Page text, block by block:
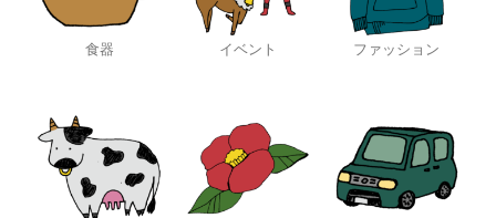
食器 イベント ファッション